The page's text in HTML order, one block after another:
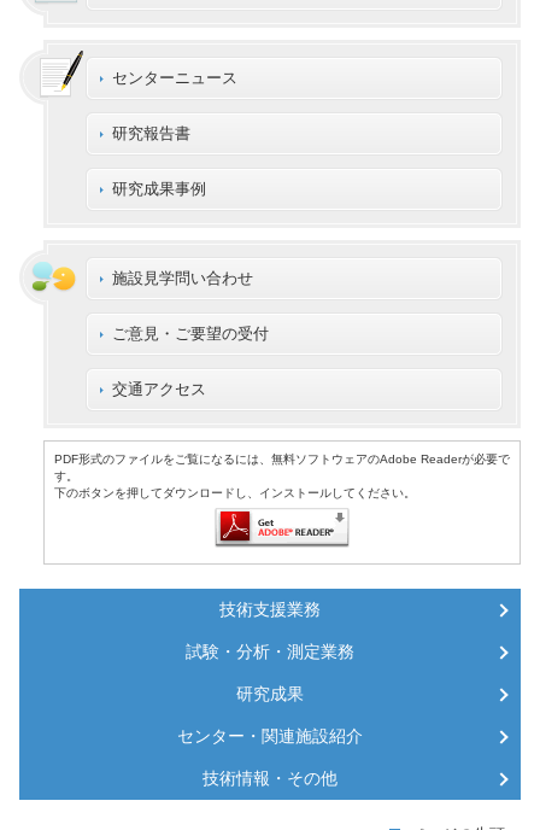
センターニュース
研究報告書
研究成果事例
施設見学問い合わせ
ご意見・ご要望の受付
交通アクセス
PDF形式のファイルをご覧になるには、無料ソフトウェアのAdobe Readerが必要で
す。
下のボタンを押してダウンロードし、インストールしてください。
技術支援業務
試験・分析・測定業務
研究成果
センター・関連施設紹介
技術情報・その他